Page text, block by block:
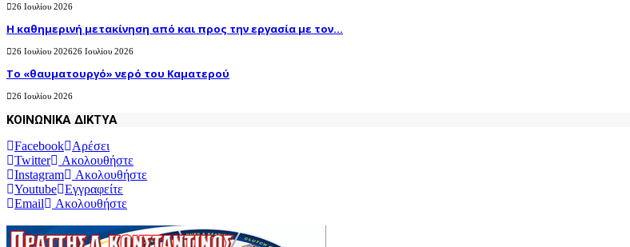
26 Ιουλίου 2026
H καθημερινή μετακίνηση από και προς την εργασία με τον...
26 Ιουλίου 202626 Ιουλίου 2026
Το «θαυματουργό» νερό του Καματερού
26 Ιουλίου 2026
ΚΟΙΝΩΝΙΚΑ ΔΙΚΤΥΑ
Facebook
Αρέσει
Twitter
Ακολουθήστε
Instagram
Ακολουθήστε
Youtube Εγγραφείτε
Email
Ακολουθήστε